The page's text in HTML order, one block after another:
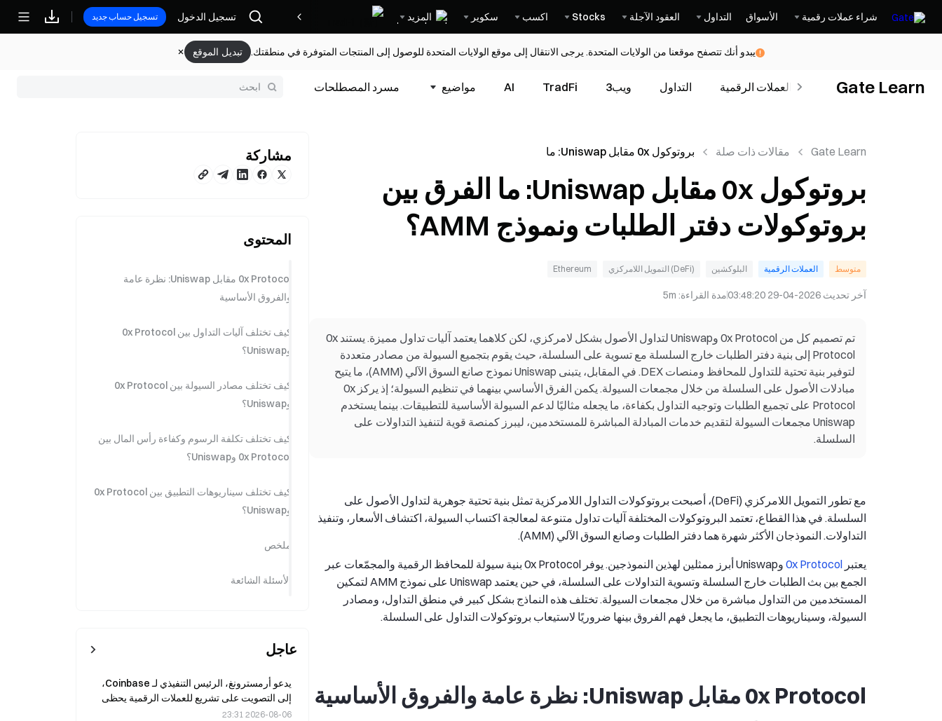
شراء عملات رقمية الأسواق التداول العقود الآجلة Stocks اكسب سكوير المزيد مكافآتتسجيل الدخول تسجيل حساب جديد
يبدو أنك تتصفح موقعنا من الولايات المتحدة. يرجى الانتقال إلى موقع الولايات المتحدة للوصول إلى المنتجات المتوفرة في منطقتك. تبديل الموقع
Gate Learn
الدورات العملات الرقمية التداول ويب3 TradFi
AI مواضيع مسرد المصطلحات
Gate Learn مقالات ذات صلة
بروتوكول 0x مقابل Uniswap: ما
ونموذج AMM؟
بروتوكول 0x مقابل Uniswap: ما الفرق بين
بروتوكولات دفتر الطلبات ونموذج AMM؟
متوسط العملات الرقمية البلوكشين (DeFi) التمويل اللامركزي Ethereum
آخر تحديث 2026-04-29 03:48:20 مدة القراءة:
5m
تم تصميم كل من 0x Protocol وUniswap لتداول الأصول بشكل لامركزي، لكن كلاهما يعتمد آليات تداول مميزة. يستند 0x
Protocol إلى بنية دفتر الطلبات خارج السلسلة مع تسوية على السلسلة، حيث يقوم بتجميع السيولة من مصادر متعددة
لتوفير بنية تحتية للتداول للمحافظ ومنصات DEX. في المقابل، يتبنى Uniswap نموذج صانع السوق الآلي (AMM)، ما يتيح
مبادلات الأصول على السلسلة من خلال مجمعات السيولة. يكمن الفرق الأساسي بينهما في تنظيم السيولة؛ إذ يركز 0x
Protocol على تجميع الطلبات وتوجيه التداول بكفاءة، ما يجعله مثاليًا لدعم السيولة الأساسية للتطبيقات. بينما يستخدم
Uniswap مجمعات السيولة لتقديم خدمات المبادلة المباشرة للمستخدمين، ليبرز كمنصة قوية لتنفيذ التداولات على
السلسلة.
مع تطور التمويل اللامركزي (DeFi)، أصبحت بروتوكولات التداول اللامركزية تمثل بنية تحتية جوهرية لتداول الأصول على
السلسلة. في هذا القطاع، تعتمد البروتوكولات المختلفة آليات تداول متنوعة لمعالجة اكتساب السيولة، اكتشاف الأسعار، وتنفيذ
التداولات. النموذجان الأكثر شهرة هما دفتر الطلبات وصانع السوق الآلي (AMM).
يعتبر 0x Protocol
وUniswap أبرز ممثلين لهذين النموذجين. يوفر 0x Protocol بنية سيولة للمحافظ الرقمية والمجمّعات عبر
الجمع بين بث الطلبات خارج السلسلة وتسوية التداولات على السلسلة، في حين يعتمد Uniswap على نموذج AMM لتمكين
المستخدمين من التداول مباشرة من خلال مجمعات السيولة. تختلف هذه النماذج بشكل كبير في منطق التداول، ومصادر
السيولة، وسيناريوهات التطبيق، ما يجعل فهم الفروق بينها ضروريًا لاستيعاب بروتوكولات التداول على السلسلة.
0x Protocol مقابل Uniswap: نظرة عامة والفروق الأساسية
مشاركة
المحتوى
0x Protocol مقابل Uniswap: نظرة عامة
والفروق الأساسية
كيف تختلف آليات التداول بين 0x Protocol
وUniswap؟
كيف تختلف مصادر السيولة بين 0x Protocol
وUniswap؟
كيف تختلف تكلفة الرسوم وكفاءة رأس المال بين
0x Protocol وUniswap؟
كيف تختلف سيناريوهات التطبيق بين 0x Protocol
وUniswap؟
ملخص
الأسئلة الشائعة
عاجل
يدعو أرمسترونغ، الرئيس التنفيذي لـ Coinbase،
إلى التصويت على تشريع للعملات الرقمية يحظى
بدعم من الحزبين
2026-08-06 23:31